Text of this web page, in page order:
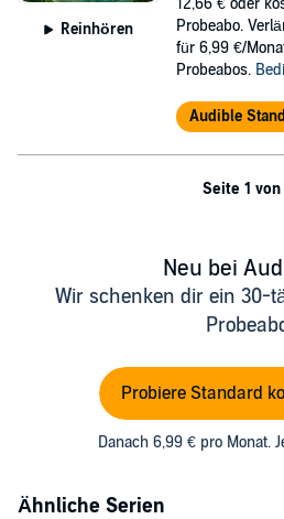
Reinhören
12,66 € oder
Probeabo.
für 6,99 €/
Probeabos.
Audible
Seite 1 von
Neu bei
Wir schenken dir ein 30-
Probiere Standard
Danach 6,99 € pro Monat.
Ähnliche Serien